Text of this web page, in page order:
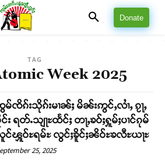
Donate
TAG
Week 2025
မ်ၸိၵ်းသိုၵ်းမၢၼ်ႈ မိၼ်းဢွင်ႇလၢႆႇ ၵႂႃႇ
း ရတ်ႉသျႃႊထႅင်ႈ တႃႇၶဝ်ႈႁူမ်ႈပၢင်ၵုမ်
င်ၾူဝ်ႊရမ်ႊ လွင်ႈၶိူင်ႈၼိဝ်ႊၶလီႊယႃႊ
25, 2025